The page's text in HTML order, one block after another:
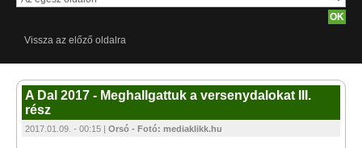
Vissza az előző oldalra
A Dal 2017 - Meghallgattuk a versenydalokat III.
rész
2017.01.09. - 00:15 | Orsó - Fotó: mediaklikk.hu